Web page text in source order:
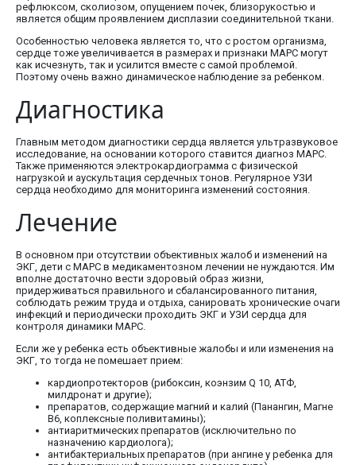
рефлюксом, сколиозом, опущением почек, близорукостью и
является общим проявлением дисплазии соединительной ткани.
Особенностью человека является то, что с ростом организма,
сердце тоже увеличивается в размерах и признаки МАРС могут
как исчезнуть, так и усилится вместе с самой проблемой.
Поэтому очень важно динамическое наблюдение за ребенком.
Диагностика
Главным методом диагностики сердца является ультразвуковое
исследование, на основании которого ставится диагноз МАРС.
Также применяются электрокардиограмма с физической
нагрузкой и аускультация сердечных тонов. Регулярное УЗИ
сердца необходимо для мониторинга изменений состояния.
Лечение
В основном при отсутствии объективных жалоб и изменений на
ЭКГ, дети с МАРС в медикаментозном лечении не нуждаются. Им
вполне достаточно вести здоровый образ жизни,
придерживаться правильного и сбалансированного питания,
соблюдать режим труда и отдыха, санировать хронические очаги
инфекций и периодически проходить ЭКГ и УЗИ сердца для
контроля динамики МАРС.
Если же у ребенка есть объективные жалобы и или изменения на
ЭКГ, то тогда не помешает прием:
кардиопротекторов (рибоксин, коэнзим Q 10, АТФ,
милдронат и другие);
препаратов, содержащие магний и калий (Панангин, Магне
В6, коплексные поливитамины);
антиаритмических препаратов (исключительно по
назначению кардиолога);
антибактериальных препаратов (при ангине у ребенка для